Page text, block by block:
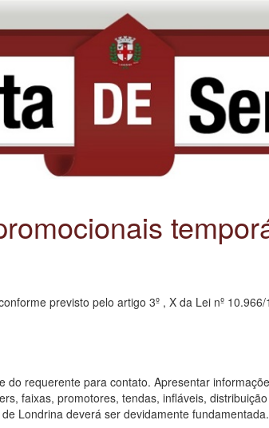
previsto pelo artigo 3º , X da Lei nº 10.966/
requerente para contato. Apresentar
faixas, promotores, tendas, infláveis,
Londrina deverá ser devidamente